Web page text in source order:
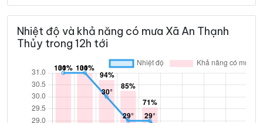
Nhiệt độ và khả năng có mưa Xã An Thạnh
Thủy trong 12h tới